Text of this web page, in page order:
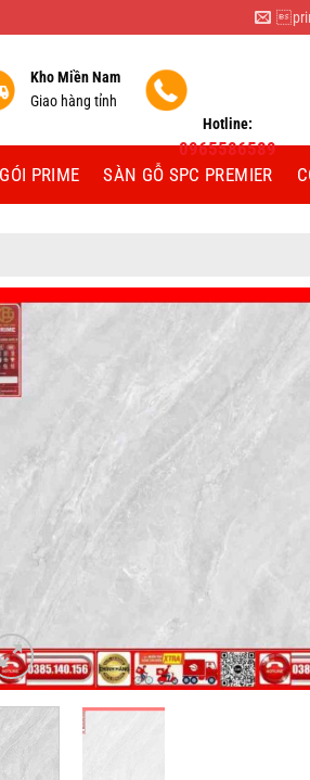
Kho Miền Nam
Giao hàng tỉnh
Hotline:
0965586589
PRIME SÀN GỖ SPC PREMIER